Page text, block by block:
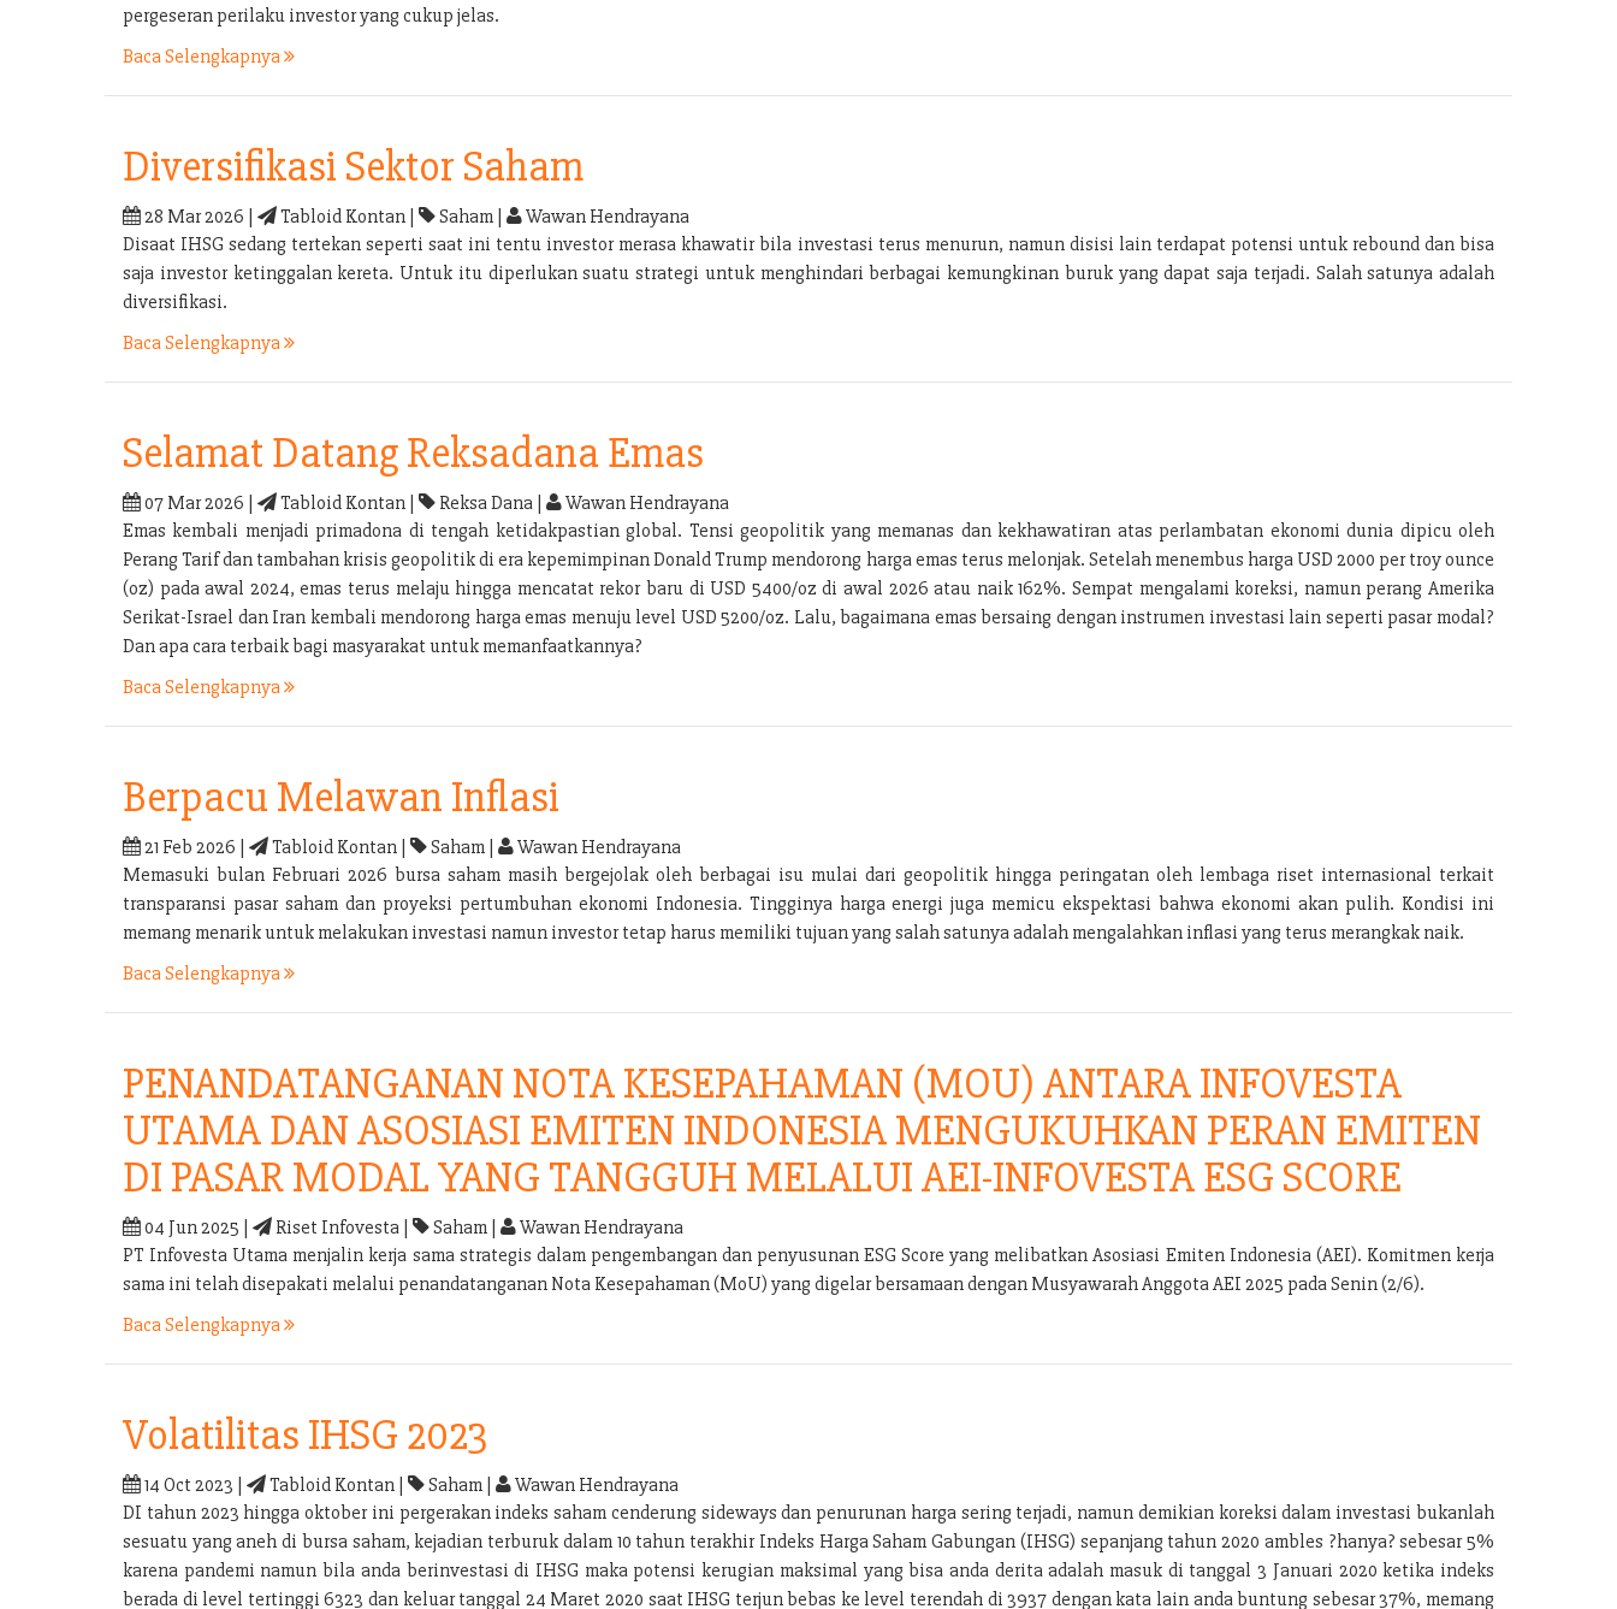
pergeseran perilaku investor yang cukup jelas.
Baca Selengkapnya
Diversifikasi Sektor Saham
28 Mar 2026 | Tabloid Kontan | Saham |
Wawan Hendrayana
Disaat IHSG sedang tertekan seperti saat ini tentu investor merasa khawatir bila investasi terus menurun, namun disisi lain terdapat potensi untuk rebound dan bisa
saja investor ketinggalan kereta. Untuk itu diperlukan suatu strategi untuk menghindari berbagai kemungkinan buruk yang dapat saja terjadi. Salah satunya adalah
diversifikasi.
Baca Selengkapnya
Selamat Datang Reksadana Emas
07 Mar 2026 | Tabloid Kontan | Reksa Dana |
Wawan Hendrayana
Emas kembali menjadi primadona di tengah ketidakpastian global. Tensi geopolitik yang memanas dan kekhawatiran atas perlambatan ekonomi dunia dipicu oleh
Perang Tarif dan tambahan krisis geopolitik di era kepemimpinan Donald Trump mendorong harga emas terus melonjak. Setelah menembus harga USD 2000 per troy ounce
(oz) pada awal 2024, emas terus melaju hingga mencatat rekor baru di USD 5400/oz di awal 2026 atau naik 162%. Sempat mengalami koreksi, namun perang Amerika
Serikat-Israel dan Iran kembali mendorong harga emas menuju level USD 5200/oz. Lalu, bagaimana emas bersaing dengan instrumen investasi lain seperti pasar modal?
Dan apa cara terbaik bagi masyarakat untuk memanfaatkannya?
Baca Selengkapnya
Berpacu Melawan Inflasi
21 Feb 2026 | Tabloid Kontan | Saham |
Wawan Hendrayana
Memasuki bulan Februari 2026 bursa saham masih bergejolak oleh berbagai isu mulai dari geopolitik hingga peringatan oleh lembaga riset internasional terkait
transparansi pasar saham dan proyeksi pertumbuhan ekonomi Indonesia. Tingginya harga energi juga memicu ekspektasi bahwa ekonomi akan pulih. Kondisi ini
memang menarik untuk melakukan investasi namun investor tetap harus memiliki tujuan yang salah satunya adalah mengalahkan inflasi yang terus merangkak naik.
Baca Selengkapnya
PENANDATANGANAN NOTA KESEPAHAMAN (MOU) ANTARA INFOVESTA
UTAMA DAN ASOSIASI EMITEN INDONESIA MENGUKUHKAN PERAN EMITEN
DI PASAR MODAL YANG TANGGUH MELALUI AEI-INFOVESTA ESG SCORE
04 Jun 2025 | Riset Infovesta | Saham |
Wawan Hendrayana
PT Infovesta Utama menjalin kerja sama strategis dalam pengembangan dan penyusunan ESG Score yang melibatkan Asosiasi Emiten Indonesia (AEI). Komitmen kerja
sama ini telah disepakati melalui penandatanganan Nota Kesepahaman (MoU) yang digelar bersamaan dengan Musyawarah Anggota AEI 2025 pada Senin (2/6).
Baca Selengkapnya
Volatilitas IHSG 2023
14 Oct 2023 | Tabloid Kontan | Saham |
Wawan Hendrayana
DI tahun 2023 hingga oktober ini pergerakan indeks saham cenderung sideways dan penurunan harga sering terjadi, namun demikian koreksi dalam investasi bukanlah
sesuatu yang aneh di bursa saham, kejadian terburuk dalam 10 tahun terakhir Indeks Harga Saham Gabungan (IHSG) sepanjang tahun 2020 ambles ?hanya? sebesar 5%
karena pandemi namun bila anda berinvestasi di IHSG maka potensi kerugian maksimal yang bisa anda derita adalah masuk di tanggal 3 Januari 2020 ketika indeks
berada di level tertinggi 6323 dan keluar tanggal 24 Maret 2020 saat IHSG terjun bebas ke level terendah di 3937 dengan kata lain anda buntung sebesar 37%, memang